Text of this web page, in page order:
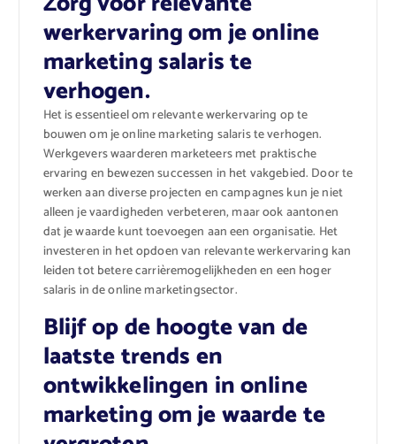
werkervaring om je online
marketing salaris te
verhogen.
Het is essentieel om relevante werkervaring op te
bouwen om je online marketing salaris te verhogen.
Werkgevers waarderen marketeers met praktische
ervaring en bewezen successen in het vakgebied. Door te
werken aan diverse projecten en campagnes kun je niet
alleen je vaardigheden verbeteren, maar ook aantonen
dat je waarde kunt toevoegen aan een organisatie. Het
investeren in het opdoen van relevante werkervaring kan
leiden tot betere carrièremogelijkheden en een hoger
salaris in de online marketingsector.
Blijf op de hoogte van de
laatste trends en
ontwikkelingen in online
marketing om je waarde te